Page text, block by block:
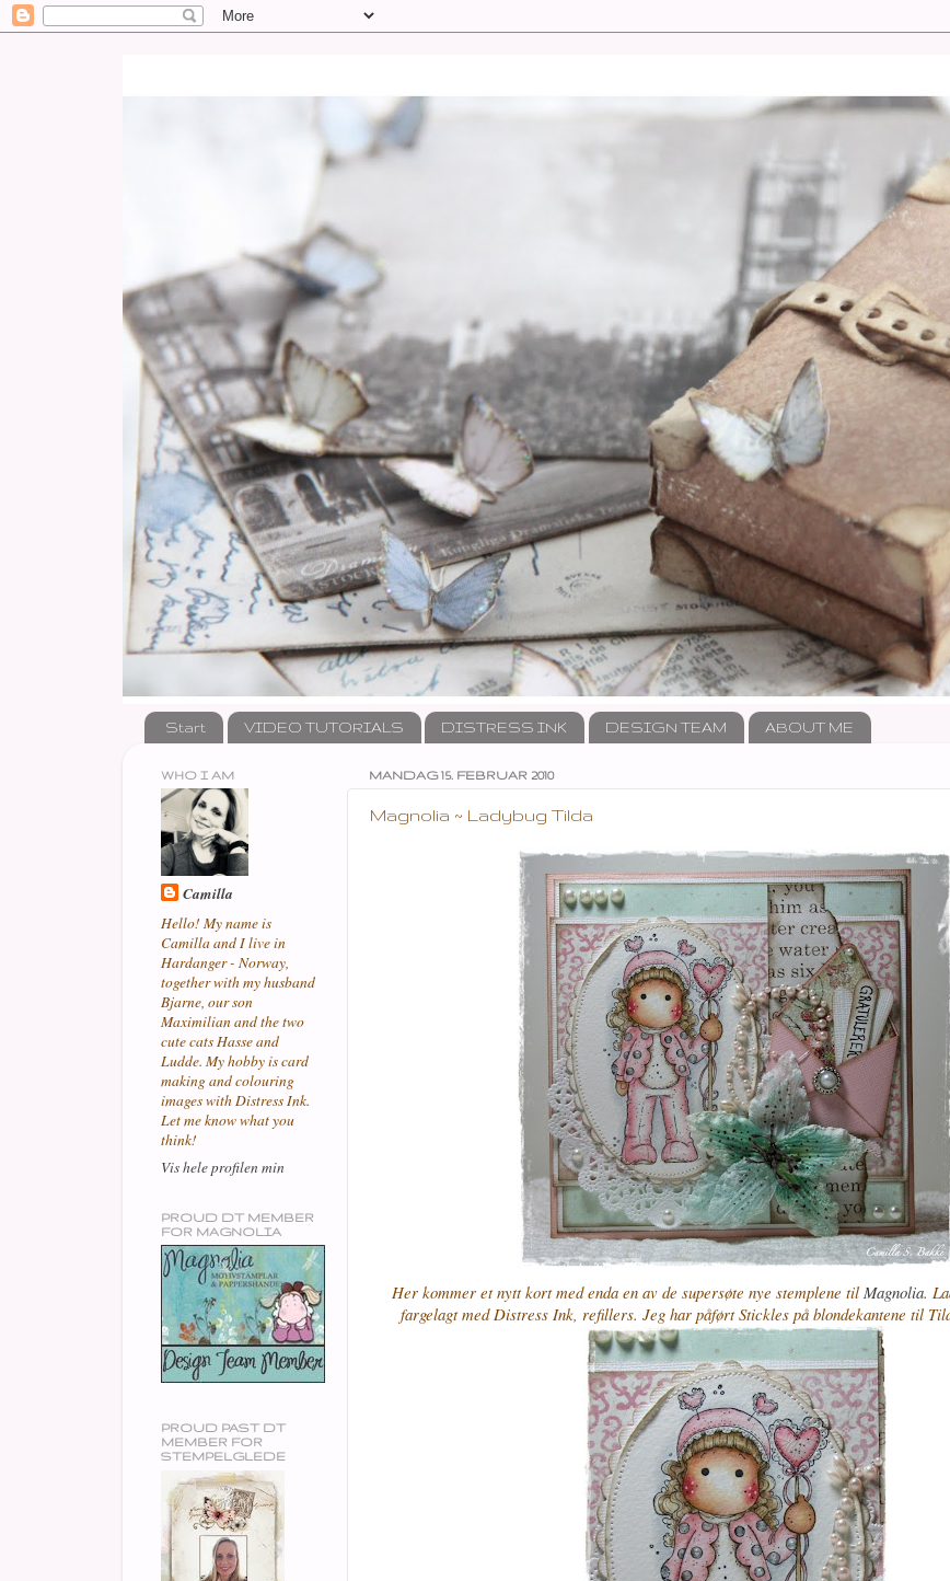
Start VIDEO TUTORIALS DISTRESS INK DESIGN TEAM ABOUT ME
MANDAG 15. FEBRUAR 2010
Magnolia ~ Ladybug Tilda
Her kommer et nytt kort med enda en av de supersøte nye stemplene til Magnolia.
fargelagt med Distress Ink, refillers. Jeg har påført Stickles på blondekantene til
WHO I AM
Camilla
Hello! My name is
Camilla and I live in
Hardanger - Norway,
together with my husband
Bjarne, our son
Maximilian and the two
cute cats Hasse and
Ludde. My hobby is card
making and colouring
images with Distress Ink.
Let me know what you
think!
Vis hele profilen min
PROUD DT MEMBER
FOR MAGNOLIA
PROUD PAST DT
MEMBER FOR
STEMPELGLEDE